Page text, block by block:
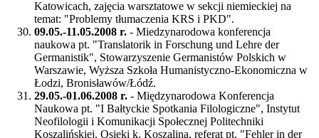
Katowicach, zajęcia warsztatowe w sekcji niemieckiej na
temat: "Problemy tłumaczenia KRS i PKD".
09.05.-11.05.2008 r. - Miedzynarodowa konferencja
naukowa pt. "Translatorik in Forschung und Lehre der
Germanistik", Stowarzyszenie Germanistów Polskich w
Warszawie, Wyższa Szkoła Humanistyczno-Ekonomiczna w
Łodzi, Bronisławów/Łódź.
29.05.-01.06.2008 r. - Międzynarodowa Konferencja
Naukowa pt. "I Bałtyckie Spotkania Filologiczne", Instytut
Neofilologii i Komunikacji Społecznej Politechniki
Koszalińskiej, Osieki k. Koszalina, referat pt. "Fehler in der